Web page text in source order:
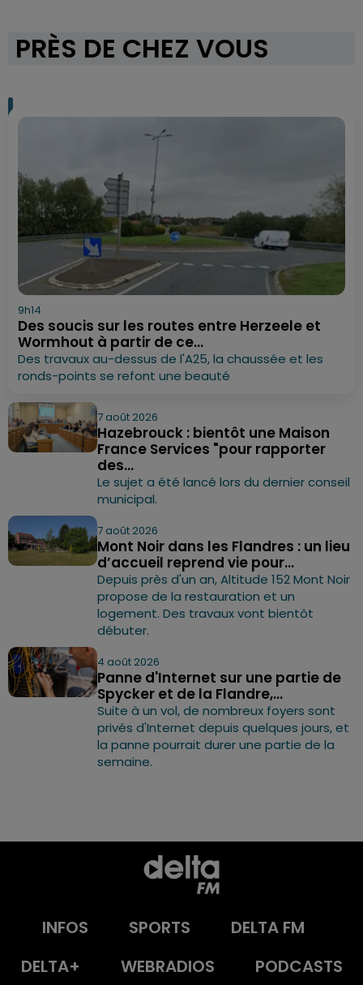
PRÈS DE CHEZ VOUS
9h14
Des soucis sur les routes entre Herzeele et
Wormhout à partir de ce...
Des travaux au-dessus de l'A25, la chaussée et les
ronds-points se refont une beauté
7 août 2026
Hazebrouck : bientôt une Maison
France Services "pour rapporter
des...
Le sujet a été lancé lors du dernier conseil
municipal.
7 août 2026
Mont Noir dans les Flandres : un lieu
d’accueil reprend vie pour...
Depuis près d'un an, Altitude 152 Mont Noir
propose de la restauration et un
logement. Des travaux vont bientôt
débuter.
4 août 2026
Panne d'Internet sur une partie de
Spycker et de la Flandre,...
Suite à un vol, de nombreux foyers sont
privés d'Internet depuis quelques jours, et
la panne pourrait durer une partie de la
semaine.
INFOS SPORTS
DELTA FM
DELTA+
WEBRADIOS PODCASTS